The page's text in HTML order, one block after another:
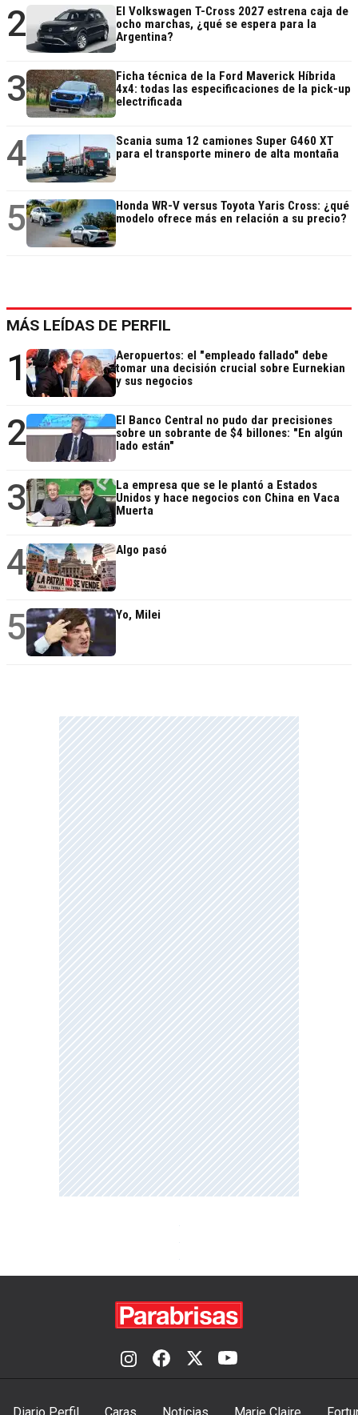
2
El Volkswagen T-Cross 2027 estrena caja de
ocho marchas, ¿qué se espera para la
Argentina?
3
Ficha técnica de la Ford Maverick Híbrida
4x4: todas las especificaciones de la pick-up
electrificada
4
Scania suma 12 camiones Super G460 XT
para el transporte minero de alta montaña
5
Honda WR-V versus Toyota Yaris Cross: ¿qué
modelo ofrece más en relación a su precio?
MÁS LEÍDAS DE PERFIL
1
Aeropuertos: el "empleado fallado" debe
tomar una decisión crucial sobre Eurnekian
y sus negocios
2
El Banco Central no pudo dar precisiones
sobre un sobrante de $4 billones: "En algún
lado están"
3
La empresa que se le plantó a Estados
Unidos y hace negocios con China en Vaca
Muerta
4 Algo pasó
5 Yo, Milei